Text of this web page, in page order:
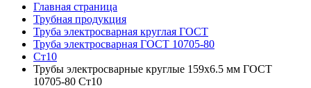
Главная страница
Трубная продукция
Труба электросварная круглая ГОСТ
Труба электросварная ГОСТ 10705-80
Ст10
Трубы электросварные круглые 159x6.5 мм ГОСТ
10705-80 Ст10